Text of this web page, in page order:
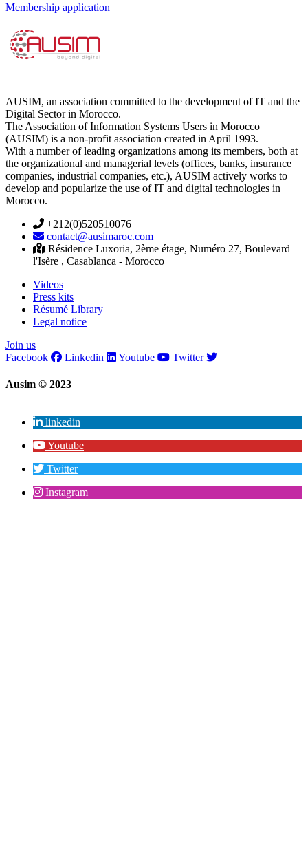
Membership application
AUSIM, an association committed to the development of IT and the
Digital Sector in Morocco.
The Association of Information Systems Users in Morocco
(AUSIM) is a non-profit association created in April 1993.
With a number of leading organizations among its members, both at
the organizational and managerial levels (offices, banks, insurance
companies, industrial companies, etc.), AUSIM actively works to
develop and popularize the use of IT and digital technologies in
Morocco.
+212(0)520510076
contact@ausimaroc.com
Résidence Luxoria, 2ème étage, Numéro 27, Boulevard
l'Isère , Casablanca - Morocco
Videos
Press kits
Résumé Library
Legal notice
Join us
Facebook
Linkedin Youtube Twitter
Ausim © 2023
linkedin
Youtube
Twitter
Instagram